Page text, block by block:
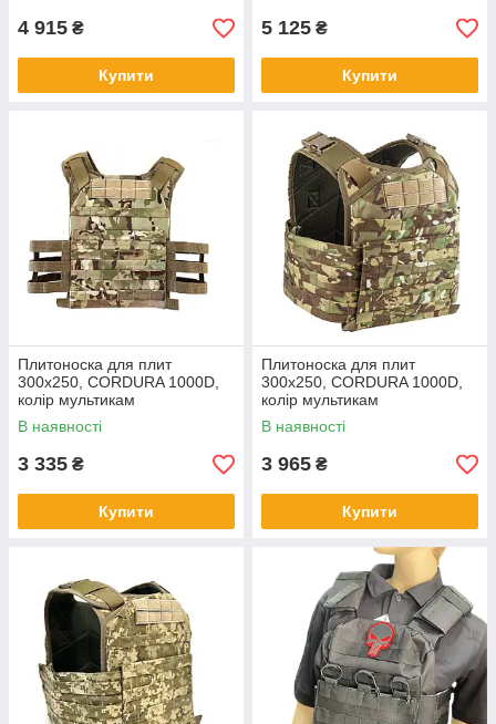
4 915 ₴
Купити
5 125 ₴
Купити
Плитоноска для плит
300х250, CORDURA 1000D,
колір мультикам
В наявності
3 335 ₴
Купити
Плитоноска для плит
300х250, CORDURA 1000D,
колір мультикам
В наявності
3 965 ₴
Купити